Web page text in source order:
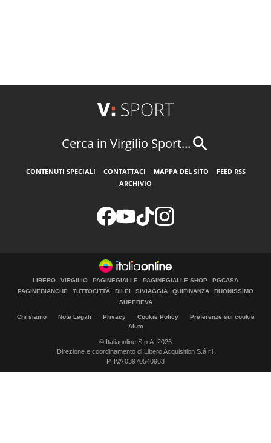
Cerca in Virgilio Sport...
CONTENUTI SPECIALI CONTATTACI MAPPA DEL SITO
FEED RSS
ARCHIVIO
LIBERO VIRGILIO PAGINEGIALLE PAGINEGIALLE SHOP
PGCASA
PAGINEBIANCHE
TUTTOCITTÀ DILEI SIVIAGGIA QUIFINANZA
BUONISSIMO
SUPEREVA
Chi siamo Note Legali Privacy Cookie Policy
Preferenze sui cookie
Aiuto
© Italiaonline S.p.A. 2026
Direzione e coordinamento di Libero Acquisition S.á r.l.
P. IVA 03970540963